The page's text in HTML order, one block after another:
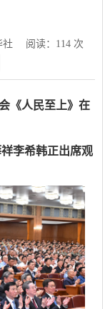
社 阅读： 114次
《人民至上》在
李希韩正出席观